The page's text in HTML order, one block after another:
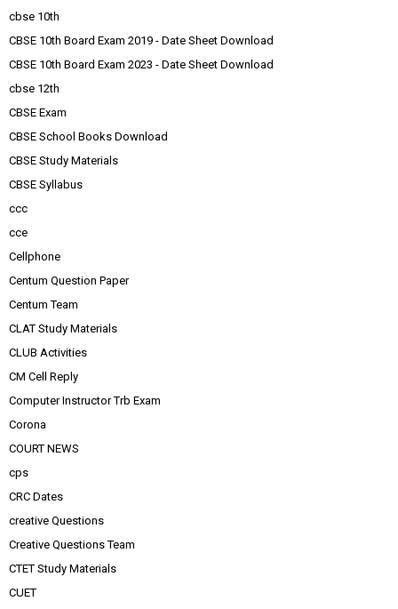
cbse 10th
CBSE 10th Board Exam 2019 - Date Sheet Download
CBSE 10th Board Exam 2023 - Date Sheet Download
cbse 12th
CBSE Exam
CBSE School Books Download
CBSE Study Materials
CBSE Syllabus
ccc
cce
Cellphone
Centum Question Paper
Centum Team
CLAT Study Materials
CLUB Activities
CM Cell Reply
Computer Instructor Trb Exam
Corona
COURT NEWS
cps
CRC Dates
creative Questions
Creative Questions Team
CTET Study Materials
CUET